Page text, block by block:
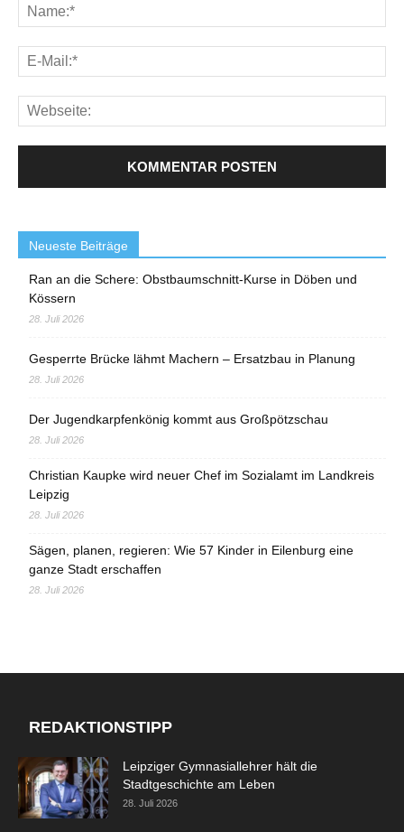
Neueste Beiträge
Ran an die Schere: Obstbaumschnitt-Kurse in Döben und
Kössern
28. Juli 2026
Gesperrte Brücke lähmt Machern – Ersatzbau in Planung
28. Juli 2026
Der Jugendkarpfenkönig kommt aus Großpötzschau
28. Juli 2026
Christian Kaupke wird neuer Chef im Sozialamt im Landkreis
Leipzig
28. Juli 2026
Sägen, planen, regieren: Wie 57 Kinder in Eilenburg eine
ganze Stadt erschaffen
28. Juli 2026
REDAKTIONSTIPP
Leipziger Gymnasiallehrer hält die
Stadtgeschichte am Leben
28. Juli 2026